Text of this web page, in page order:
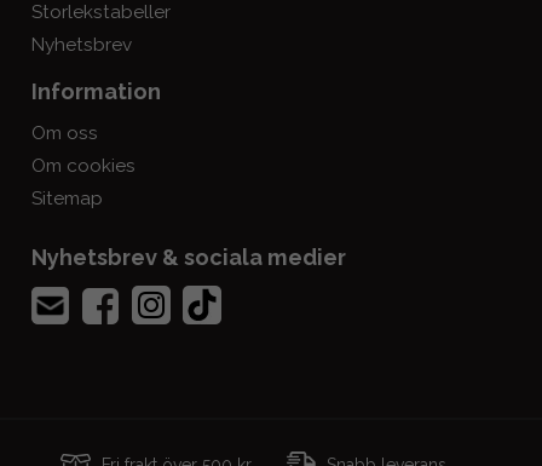
Storlekstabeller
Nyhetsbrev
Information
Om oss
Om cookies
Sitemap
Nyhetsbrev & sociala medier